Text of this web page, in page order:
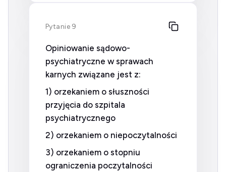
Pytanie 9
Opiniowanie sądowo-
psychiatryczne w sprawach
karnych związane jest z:
1) orzekaniem o słuszności
przyjęcia do szpitala
psychiatrycznego
2) orzekaniem o niepoczytalności
3) orzekaniem o stopniu
ograniczenia poczytalności